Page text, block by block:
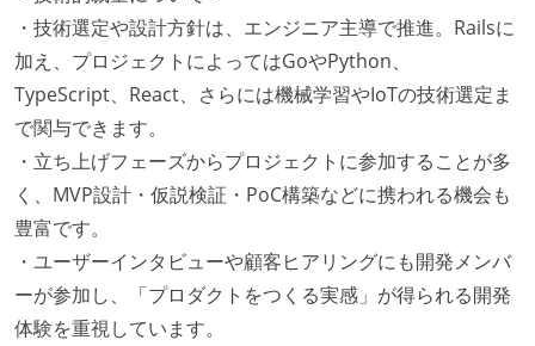
・技術選定や設計方針は、エンジニア主導で推進。Railsに
加え、プロジェクトによってはGoやPython、
TypeScript、React、さらには機械学習やIoTの技術選定ま
で関与できます。
・立ち上げフェーズからプロジェクトに参加することが多
く、MVP設計・仮説検証・PoC構築などに携われる機会も
豊富です。
・ユーザーインタビューや顧客ヒアリングにも開発メンバ
ーが参加し、「プロダクトをつくる実感」が得られる開発
体験を重視しています。